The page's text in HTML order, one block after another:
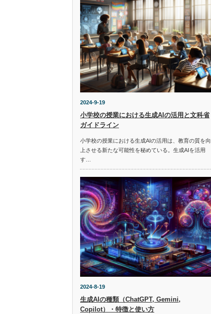
2024-9-19
小学校の授業における生成AIの活用と文科省
ガイドライン
小学校の授業における生成AIの活用は、教育の質を向
上させる新たな可能性を秘めている。生成AIを活用
す…
2024-8-19
生成AIの種類（ChatGPT, Gemini,
Copilot）・特徴と使い方